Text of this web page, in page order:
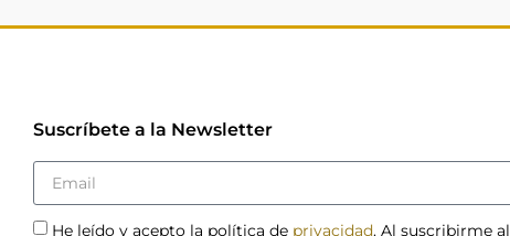
Suscríbete a la Newsletter
He leído y acepto la política de privacidad. Al suscribirme al